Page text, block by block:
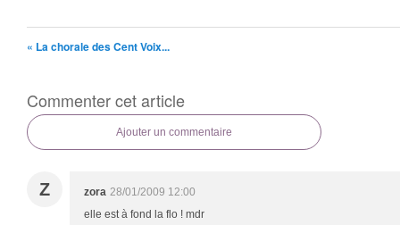
« La chorale des Cent Voix...
Commenter cet article
Ajouter un commentaire
Z zora 28/01/2009 12:00
elle est à fond la flo ! mdr